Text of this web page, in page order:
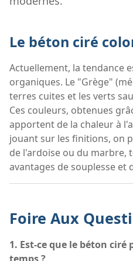
Le béton ciré
Actuellement, la tendance
organiques. Le "Grège"
terres cuites et les verts
Ces couleurs, obtenues
apportent de la chaleur à
jouant sur les finitions, on
de l'ardoise ou du marbre,
avantages de souplesse
Foire Aux
1. Est-ce que le béton ciré